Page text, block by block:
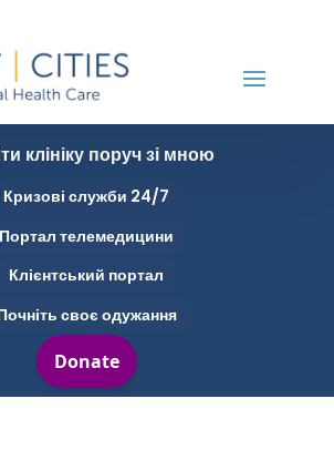
клініку поруч зі мною
Кризові служби 24/7
Портал телемедицини
Клієнтський портал
своє одужання